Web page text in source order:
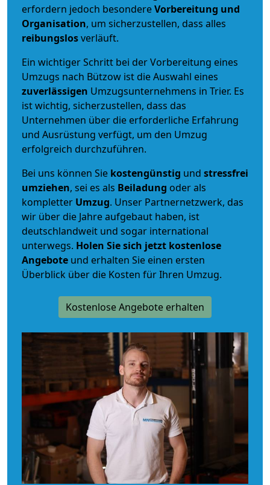
erfordern jedoch besondereVorbereitung und
Organisation, um sicherzustellen, dass alles
reibungslosverläuft.
Ein wichtiger Schritt bei der Vorbereitung eines
Umzugs nach Bützow ist die Auswahl eines
zuverlässigen Umzugsunternehmens in Trier. Es
ist wichtig, sicherzustellen, dass das
Unternehmen über die erforderliche Erfahrung
und Ausrüstung verfügt, um den Umzug
erfolgreich durchzuführen.
Bei uns können Sie kostengünstig und stressfrei
umziehen, sei es als Beiladung oder als
kompletter Umzug. Unser Partnernetzwerk, das
wir über die Jahre aufgebaut haben, ist
deutschlandweit und sogar international
unterwegs. Holen Sie sich jetzt kostenlose
Angebote und erhalten Sie einen ersten
Überblick über die Kosten für Ihren Umzug.
Kostenlose Angebote erhalten